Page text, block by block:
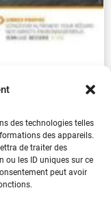
des technologies telles
des appareils.
de traiter des
ou les ID uniques sur ce
peut avoir
8 ... 9